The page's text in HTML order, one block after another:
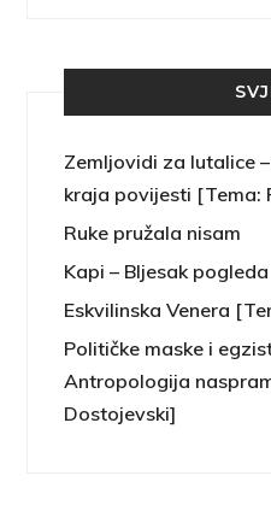
Zemljovidi za lutalice
kraja povijesti [Tema:
Ruke pružala nisam
Kapi – Bljesak pogleda
Eskvilinska Venera
Političke maske i
Antropologija
Dostojevski]